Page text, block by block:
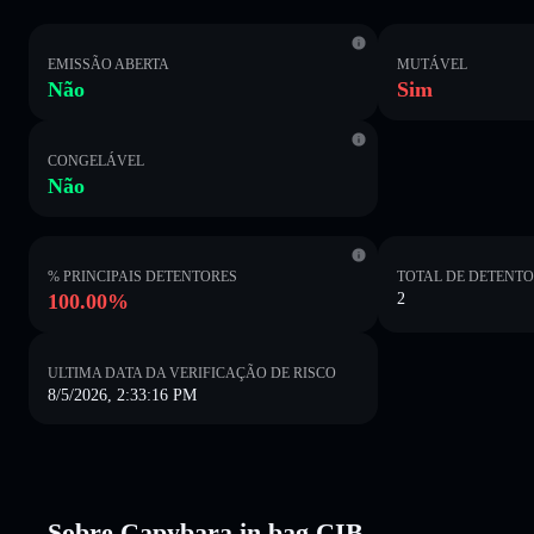
EMISSÃO ABERTA
Não
MUTÁVEL
Sim
CONGELÁVEL
Não
% PRINCIPAIS DETENTORES
100.00%
TOTAL DE
2
ULTIMA DATA DA VERIFICAÇÃO DE RISCO
8/5/2026, 2:33:16 PM